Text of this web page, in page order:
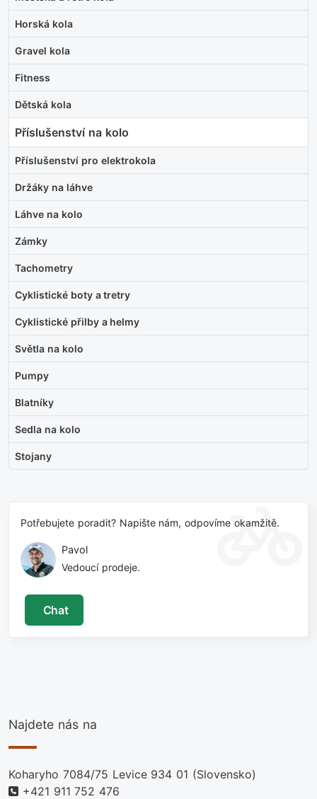
Horská kola
Gravel kola
Fitness
Dětská kola
Příslušenství na kolo
Příslušenství pro elektrokola
Držáky na láhve
Láhve na kolo
Zámky
Tachometry
Cyklistické boty a tretry
Cyklistické přilby a helmy
Světla na kolo
Pumpy
Blatníky
Sedla na kolo
Stojany
Potřebujete poradit? Napište nám, odpovíme okamžitě.
Pavol
Vedoucí prodeje.
Chat
Najdete nás na
Koharyho 7084/75 Levice 934 01 (Slovensko)
+421 911 752 476